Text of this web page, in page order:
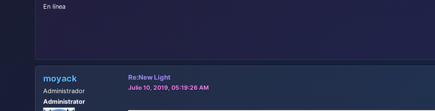
En línea
moyack
Administrador
Administrator
Re:New Light
Julio 10, 2019, 05:19:26 AM